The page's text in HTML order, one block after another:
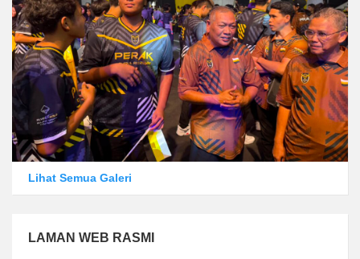
Lihat Semua Galeri
LAMAN WEB RASMI